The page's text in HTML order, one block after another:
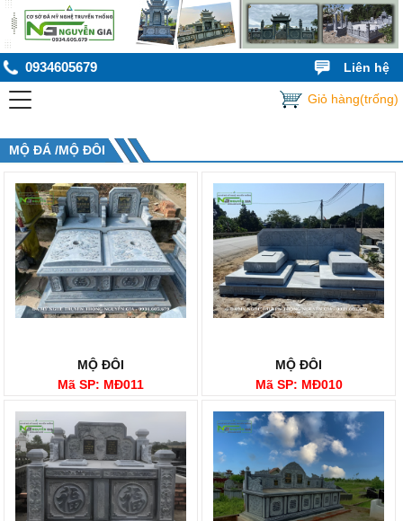
0934605679 Liên hệ
Giỏ hàng(trống)
MỘ ĐÁ /MỘ ĐÔI
MỘ ĐÔI
Mã SP: MĐ011
MỘ ĐÔI
Mã SP: MĐ010